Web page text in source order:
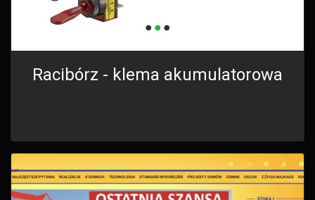
Racibórz - klema akumulatorowa